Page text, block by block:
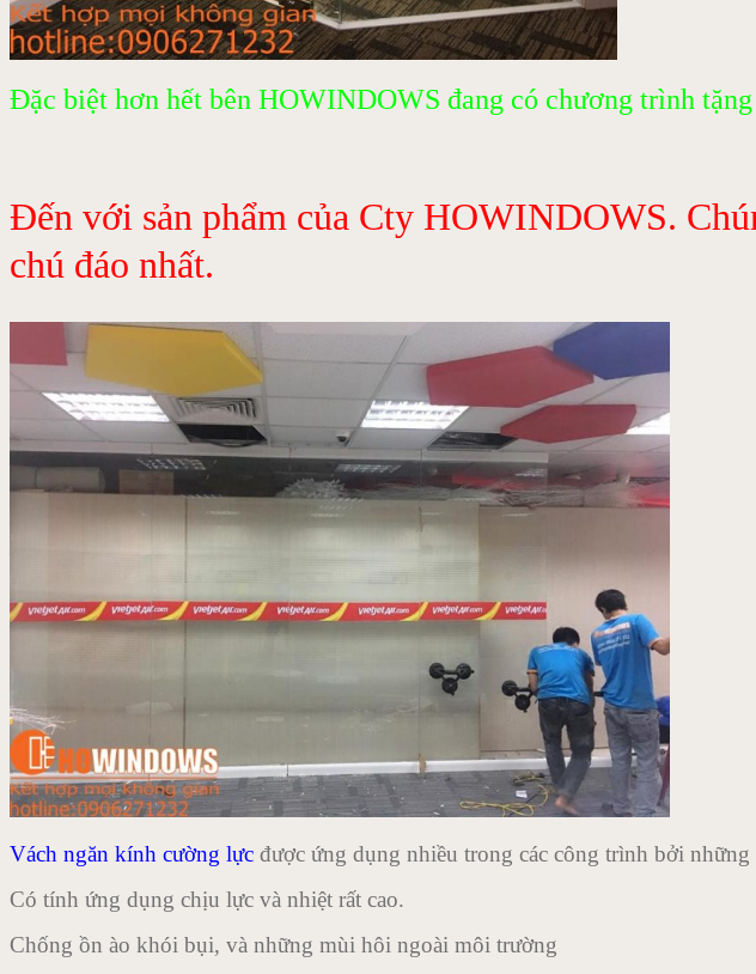
Đặc biệt hơn hết bên HOWINDOWS đang có chương trình
Đến với sản phẩm của Cty HOWINDOWS.
chú đáo nhất.
Vách ngăn kính cường lực được ứng dụng nhiều trong các công trình bởi
Có tính ứng dụng chịu lực và nhiệt rất cao.
Chống ồn ào khói bụi, và những mùi hôi ngoài môi trường